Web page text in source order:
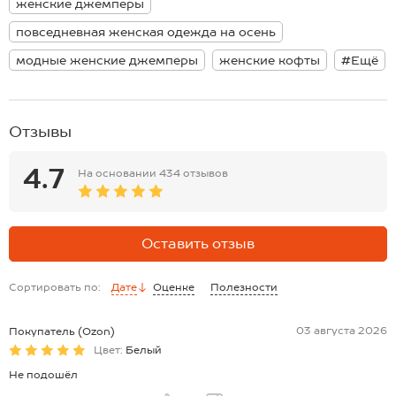
см; длина рукава внутренняя:49 см.
Размер 52: длина:65 см; ширина:40 см; длина рукава внешняя:64
см; длина рукава внутренняя:49 см.
Размер 54: длина:66 см; ширина:42 см; длина рукава внешняя:64
см; длина рукава внутренняя:49 см.
женские джемперы
повседневная женская одежда на осень
модные женские джемперы
женские кофты #Ещё
Отзывы
4.7 На основании 434 отзывов
Оставить отзыв
Сортировать по: Дате Оценке Полезности
Покупатель (Ozon)
03 августа 2026
Цвет: Белый
Не подошёл